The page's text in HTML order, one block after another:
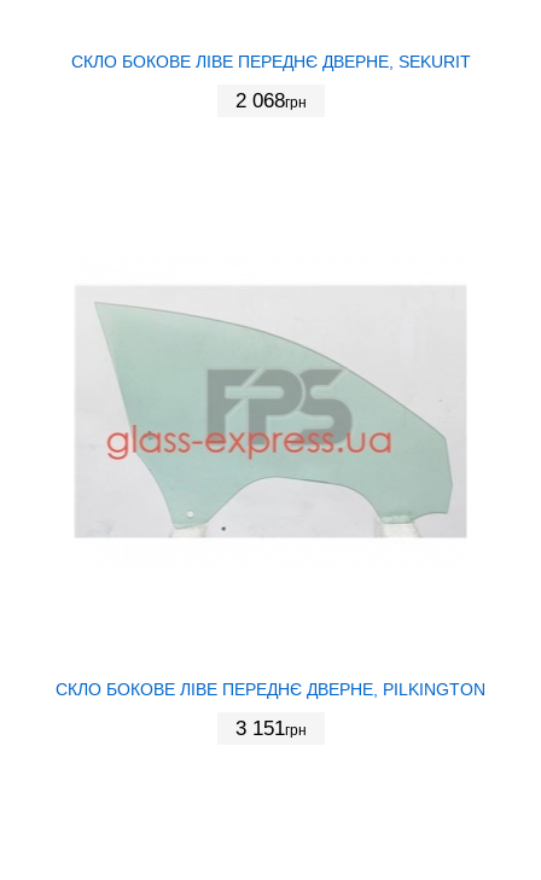
СКЛО БОКОВЕ ЛІВЕ ПЕРЕДНЄ ДВЕРНЕ, SEKURIT
2 068грн
СКЛО БОКОВЕ ЛІВЕ ПЕРЕДНЄ ДВЕРНЕ, PILKINGTON
3 151грн